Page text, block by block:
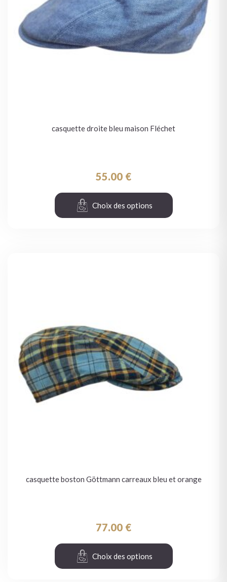
casquette droite bleu maison Fléchet
55.00 €
Choix des options
casquette boston Göttmann carreaux bleu et orange
77.00 €
Choix des options